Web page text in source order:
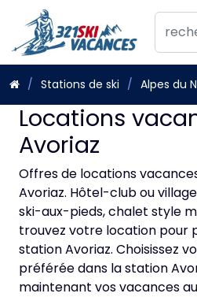
Stations de ski Alpes du
Locations
Avoriaz
Offres de locations
Avoriaz. Hôtel-club ou
ski-aux-pieds, chalet style
trouvez votre location pour
station Avoriaz. Choisissez
préférée dans la station
maintenant vos vacances